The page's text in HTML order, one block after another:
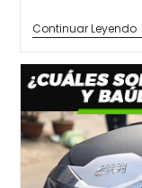
Continuar Leyendo